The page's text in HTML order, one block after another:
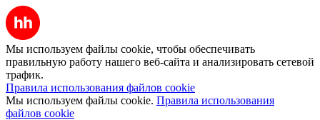
Мы используем файлы cookie, чтобы обеспечивать
правильную работу нашего веб-сайта и анализировать сетевой
трафик.
Правила использования файлов cookie
Мы используем файлы cookie. Правила использования
файлов cookie